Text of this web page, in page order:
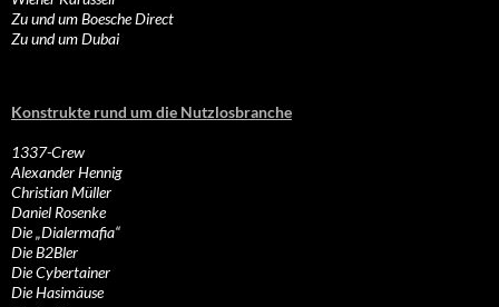
Zu und um Boesche Direct
Zu und um Dubai
Konstrukte rund um die Nutzlosbranche
1337-Crew
Alexander Hennig
Christian Müller
Daniel Rosenke
Die „Dialermafia“
Die B2Bler
Die Cybertainer
Die Hasimäuse